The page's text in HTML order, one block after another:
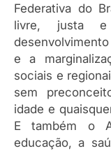
Federativa do
livre, justa
e a
sociais e
sem
idade e
E também o
educação, a